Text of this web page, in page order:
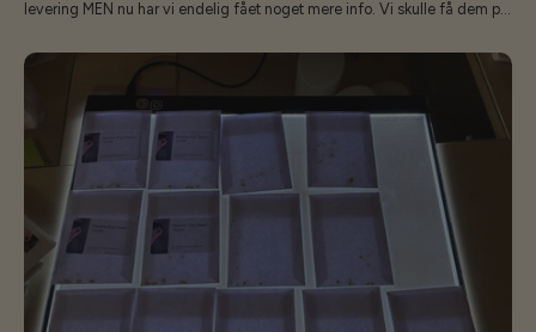
levering MEN nu har vi endelig fået noget mere info. Vi skulle få dem på
hvilket vi også var adviseret - men det er til den positive side!!Dørene er
stålforstærkninger på. Selve skelettets metal er øget i tykkelse fra 0,8 til
1,0 mm og aluforzinkningen er blevet bedre også! Der er desværre også
kommet en prisændring, men slet ikke så voldsomt som først annonceret
- så vi tør igen godt stå på mål for vores falgskib - STRONGHvis du ikke
kan vente, så kan jeg godt anbefale at man kigger på vores lækre
ECOSlider modeller - de er klassen over alle de andre, eller hvis man er
mere budget orienteret, så har vi Baltic Klasika som er meget tæt på
samme kvalitet som strong og lige så holdbar. Den væsentligste forskel
på Strong og Klasika er at afstivningen indvendig er lidt anderledes - og
- der er kun dør i den ene ende. Vi forventer at kunne levere STRONG
igen fra slut marts.Jeg vil opdatere med billeder mm snarest!